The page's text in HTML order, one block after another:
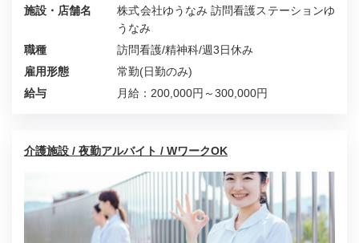
施設・店舗名
株式会社ゆうなみ 訪問看護ステーションゆ
うなみ
職種
訪問看護/精神科/週3日休み
雇用形態
常勤(日勤のみ)
給与
月給：200,000円～300,000円
介護施設 / 夜勤アルバイト / WワークOK